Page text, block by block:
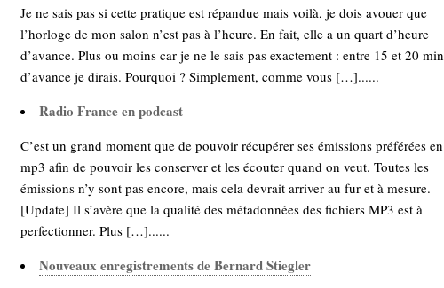
Je ne sais pas si cette pratique est répandue mais voilà, je dois avouer que
l’horloge de mon salon n’est pas à l’heure. En fait, elle a un quart d’heure
d’avance. Plus ou moins car je ne le sais pas exactement : entre 15 et 20 min
d’avance je dirais. Pourquoi ? Simplement, comme vous […]......
Radio France en podcast
C’est un grand moment que de pouvoir récupérer ses émissions préférées en
mp3 afin de pouvoir les conserver et les écouter quand on veut. Toutes les
émissions n’y sont pas encore, mais cela devrait arriver au fur et à mesure.
[Update] Il s’avère que la qualité des métadonnées des fichiers MP3 est à
perfectionner. Plus […]......
Nouveaux enregistrements de Bernard Stiegler